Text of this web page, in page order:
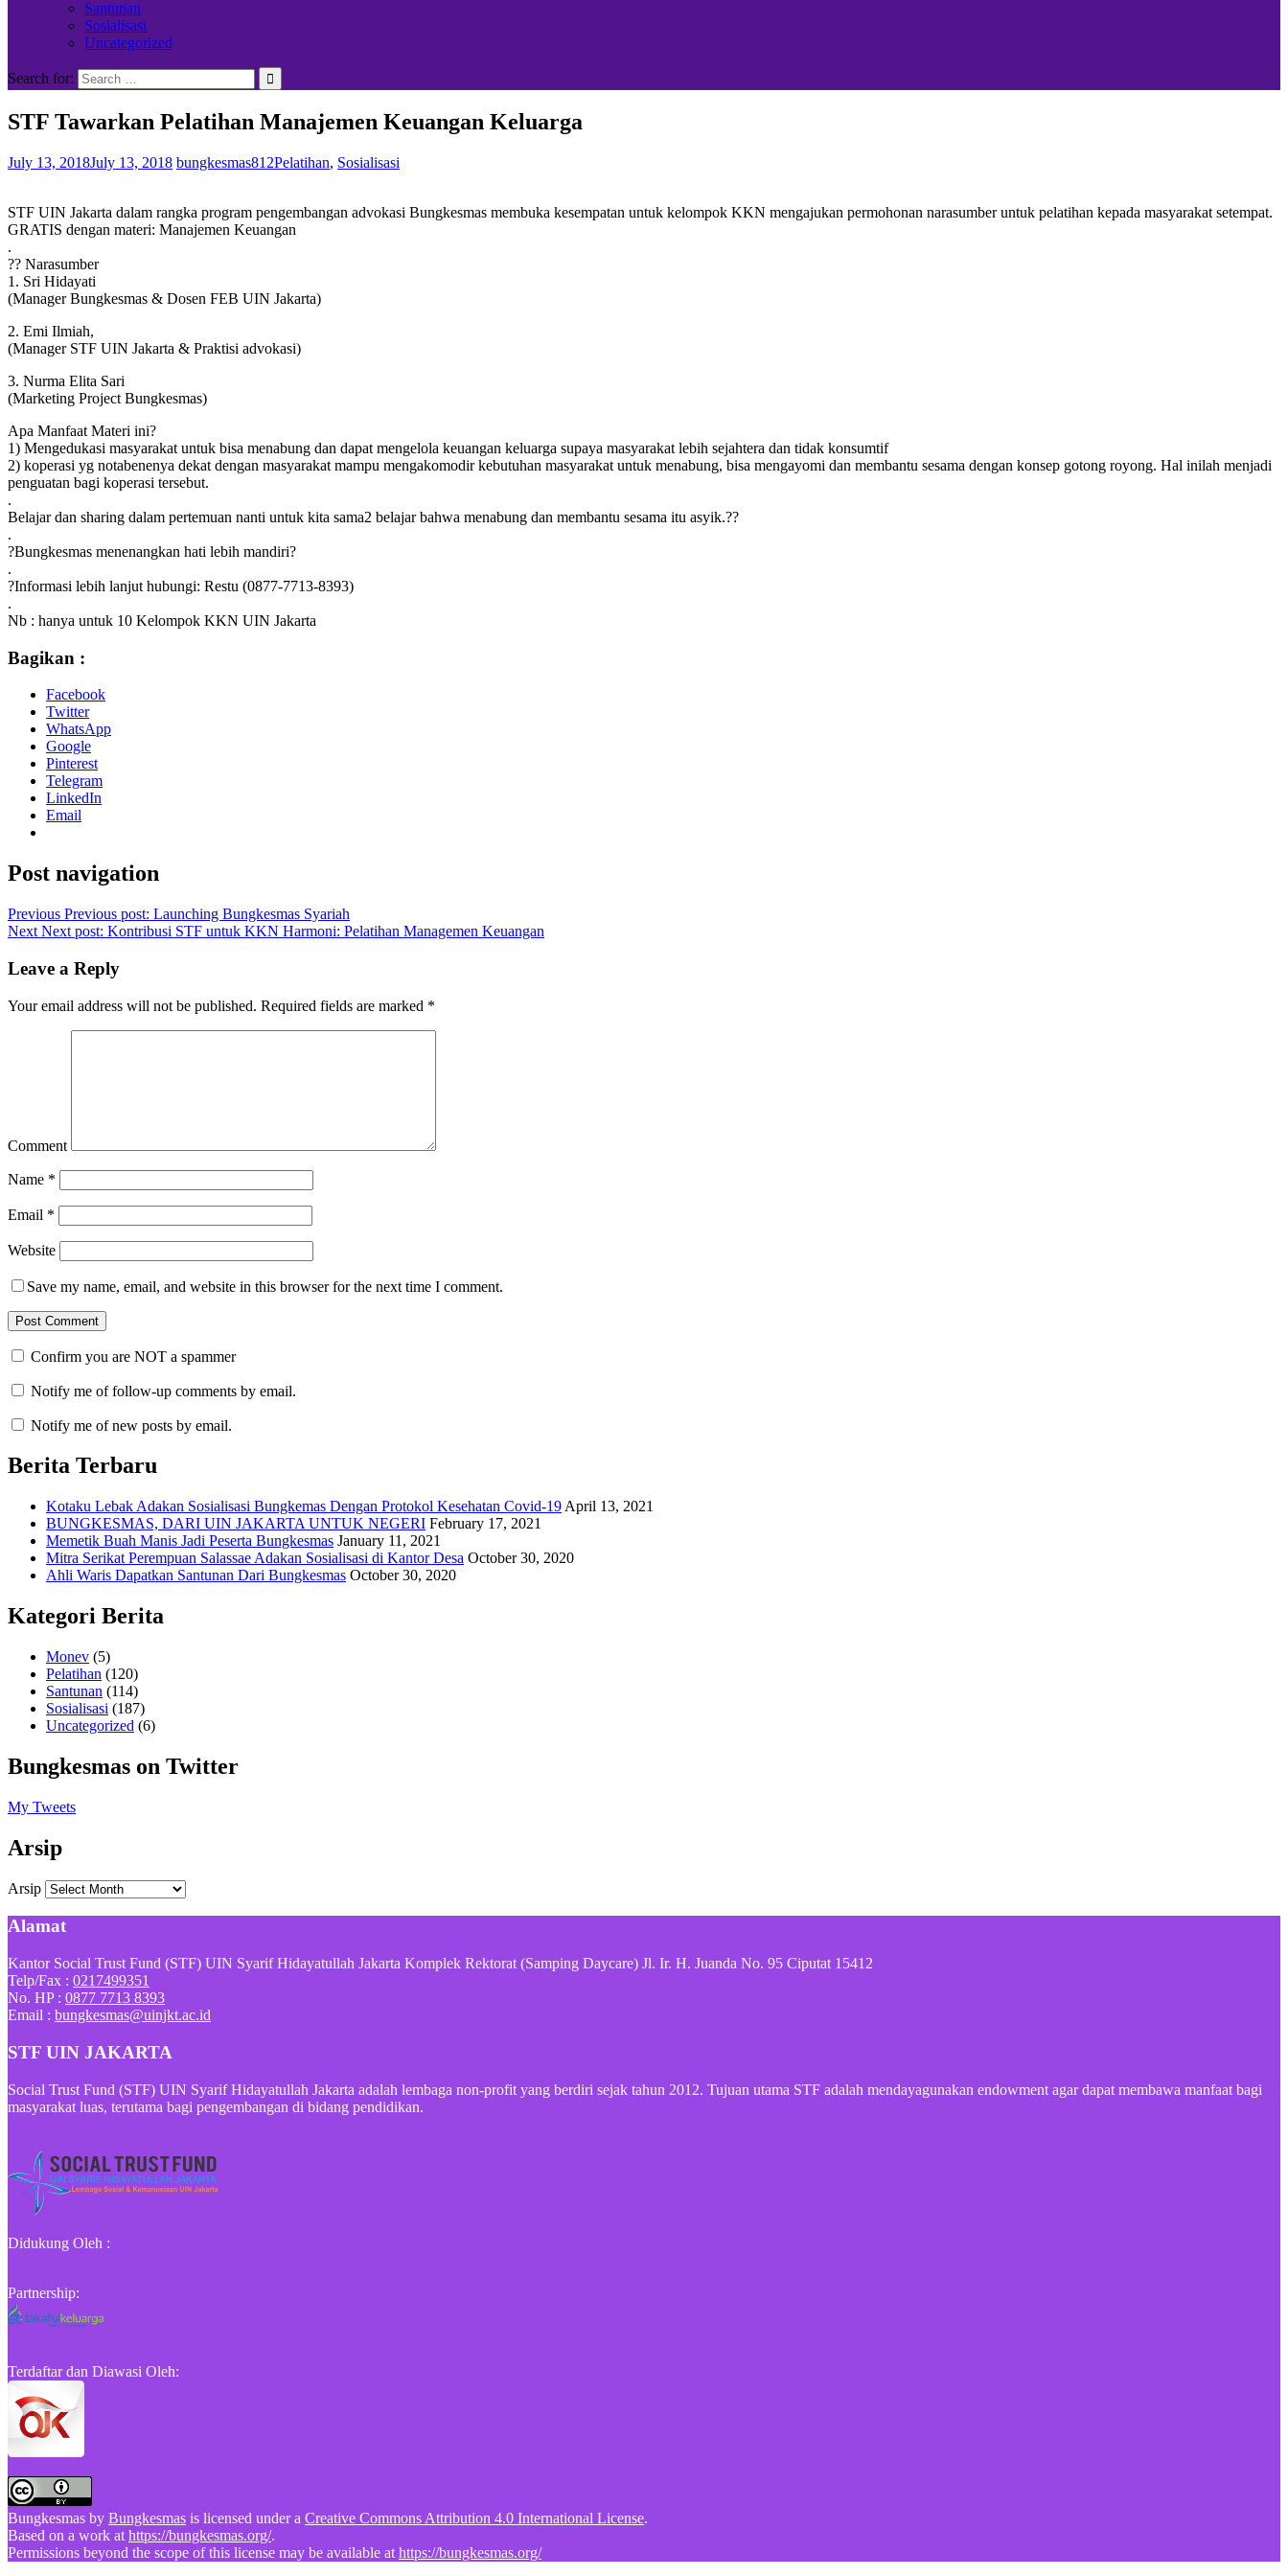
Santunan
Sosialisasi
Uncategorized
Search for:
STF Tawarkan Pelatihan Manajemen Keuangan Keluarga
July 13, 2018July 13, 2018 bungkesmas812Pelatihan, Sosialisasi
STF UIN Jakarta dalam rangka program pengembangan advokasi Bungkesmas membuka kesempatan untuk kelompok KKN mengajukan permohonan narasumber untuk pelatihan kepada masyarakat setempat.
GRATIS dengan materi: Manajemen Keuangan
.
?‍? Narasumber
1. Sri Hidayati
(Manager Bungkesmas & Dosen FEB UIN Jakarta)
2. Emi Ilmiah,
(Manager STF UIN Jakarta & Praktisi advokasi)
3. Nurma Elita Sari
(Marketing Project Bungkesmas)
Apa Manfaat Materi ini?
1) Mengedukasi masyarakat untuk bisa menabung dan dapat mengelola keuangan keluarga supaya masyarakat lebih sejahtera dan tidak konsumtif
2) koperasi yg notabenenya dekat dengan masyarakat mampu mengakomodir kebutuhan masyarakat untuk menabung, bisa mengayomi dan membantu sesama dengan konsep gotong royong. Hal inilah menjadi
penguatan bagi koperasi tersebut.
.
Belajar dan sharing dalam pertemuan nanti untuk kita sama2 belajar bahwa menabung dan membantu sesama itu asyik.??
.
?Bungkesmas menenangkan hati lebih mandiri?
.
?Informasi lebih lanjut hubungi: Restu (0877-7713-8393)
.
Nb : hanya untuk 10 Kelompok KKN UIN Jakarta
Bagikan :
Facebook
Twitter
WhatsApp
Google
Pinterest
Telegram
LinkedIn
Email
Post navigation
Previous Previous post: Launching Bungkesmas Syariah
Next Next post: Kontribusi STF untuk KKN Harmoni: Pelatihan Managemen Keuangan
Leave a Reply
Your email address will not be published. Required fields are marked *
Comment
Name *
Email *
Website
Save my name, email, and website in this browser for the next time I comment.
Confirm you are NOT a spammer
Notify me of follow-up comments by email.
Notify me of new posts by email.
Berita Terbaru
Kotaku Lebak Adakan Sosialisasi Bungkemas Dengan Protokol Kesehatan Covid-19 April 13, 2021
BUNGKESMAS, DARI UIN JAKARTA UNTUK NEGERI February 17, 2021
Memetik Buah Manis Jadi Peserta Bungkesmas January 11, 2021
Mitra Serikat Perempuan Salassae Adakan Sosialisasi di Kantor Desa October 30, 2020
Ahli Waris Dapatkan Santunan Dari Bungkesmas October 30, 2020
Kategori Berita
Monev (5)
Pelatihan (120)
Santunan (114)
Sosialisasi (187)
Uncategorized (6)
Bungkesmas on Twitter
My Tweets
Arsip
Arsip
Alamat
Kantor Social Trust Fund (STF) UIN Syarif Hidayatullah Jakarta Komplek Rektorat (Samping Daycare) Jl. Ir. H. Juanda No. 95 Ciputat 15412
Telp/Fax : 0217499351
No. HP : 0877 7713 8393
Email : bungkesmas@uinjkt.ac.id
STF UIN JAKARTA
Social Trust Fund (STF) UIN Syarif Hidayatullah Jakarta adalah lembaga non-profit yang berdiri sejak tahun 2012. Tujuan utama STF adalah mendayagunakan endowment agar dapat membawa manfaat bagi
masyarakat luas, terutama bagi pengembangan di bidang pendidikan.
Didukung Oleh :
Partnership:
Terdaftar dan Diawasi Oleh:
Bungkesmas by Bungkesmas is licensed under a Creative Commons Attribution 4.0 International License.
Based on a work at https://bungkesmas.org/.
Permissions beyond the scope of this license may be available at https://bungkesmas.org/